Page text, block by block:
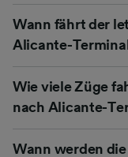
Wann fährt der
Alicante-
Wie viele Züge
nach Alicante-
Wann werden